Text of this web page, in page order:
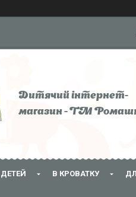
Дитячий інтернет-
магазин - ТМ
В КРОВАТКУ